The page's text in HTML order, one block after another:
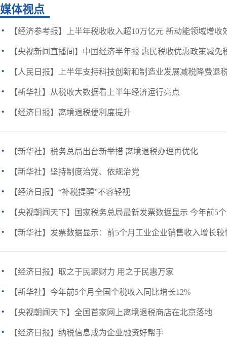
媒体视点
· 【经济参考报】上半年税收收入超10万亿元 新动能领域增收
· 【央视新闻直播间】中国经济半年报 惠民税收优惠政策减免
· 【人民日报】上半年支持科技创新和制造业发展减税降费退
· 【新华社】从税收大数据看上半年经济运行亮点
· 【经济日报】离境退税便利度提升
· 【新华社】税务总局出台新举措 离境退税办理再优化
· 【新华社】坚持制度治党、依规治党
· 【经济日报】“补税提醒”不容轻视
· 【央视朝闻天下】国家税务总局最新发票数据显示 今年前5
· 【新华社】发票数据显示：前5个月工业企业销售收入增长较
· 【经济日报】取之于民聚财力 用之于民惠万家
· 【新华社】今年前5个月全国个税收入同比增长12%
· 【央视朝闻天下】全国首家网上离境退税商店在北京落地
· 【经济日报】纳税信息成为企业融资好帮手